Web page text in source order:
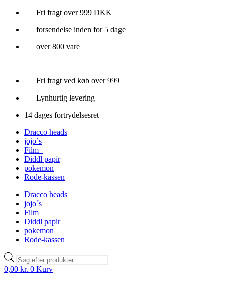
Videre
indhold
Fri fragt over 999 DKK
forsendelse inden for 5 dage
over 800 vare
Fri fragt ved køb over 999
Lynhurtig levering
14 dages fortrydelsesret
Dracco heads
jojo´s
Film
Diddl papir
pokemon
Rode-kassen
Dracco heads
jojo´s
Film
Diddl papir
pokemon
Rode-kassen
Products
search
0,00 kr. 0 Kurv